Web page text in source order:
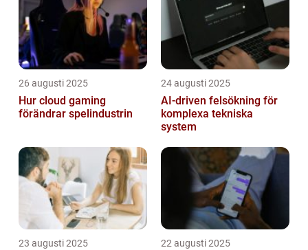
26 augusti 2025
Hur cloud gaming
förändrar spelindustrin
24 augusti 2025
AI‑driven felsökning för
komplexa tekniska
system
23 augusti 2025 22 augusti 2025